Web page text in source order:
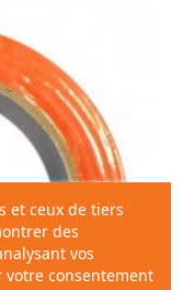
et ceux de tiers
des
vos
consentement